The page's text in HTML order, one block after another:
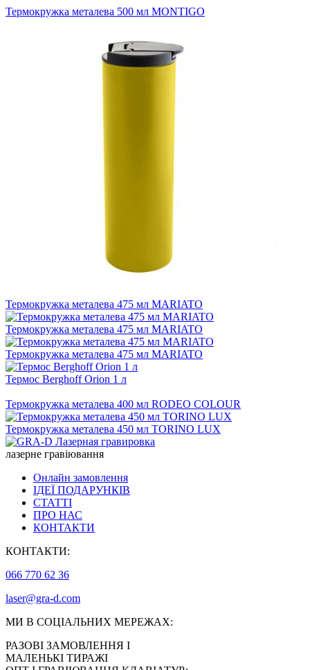
Термокружка металева 500 мл MONTIGO
Термокружка металева 475 мл MARIATO
Термокружка металева 475 мл MARIATO
Термокружка металева 475 мл MARIATO
Термос Berghoff Orion 1 л
Термокружка металева 400 мл RODEO COLOUR
Термокружка металева 450 мл TORINO LUX
лазерне гравіювання
Онлайн замовлення
ІДЕЇ ПОДАРУНКІВ
СТАТТІ
ПРО НАС
КОНТАКТИ
КОНТАКТИ:
066 770 62 36
laser@gra-d.com
МИ В СОЦІАЛЬНИХ МЕРЕЖАХ:
РАЗОВІ ЗАМОВЛЕННЯ І
МАЛЕНЬКІ ТИРАЖІ